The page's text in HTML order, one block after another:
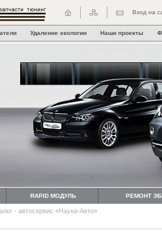
Вход на
Удаление экологии Наши проекты
RAPID МОДУЛЬ РЕМОНТ
- автосервис «Наука-Авто»